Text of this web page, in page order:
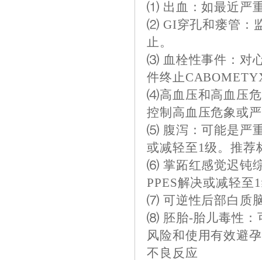
⑴ 出血：如最近严
⑵ GI穿孔和瘘管：
止。
⑶ 血栓性事件：对
件终止
⑷高血压和高血压
控制高血压危象或
⑸ 腹泻：可能是严
或减轻至1级。推荐
⑹ 掌跖红感觉迟钝
PPES解决或减轻至
⑺ 可逆性后部白质
⑻ 胚胎-胎儿毒性：
风险和使用有效避
不良反应